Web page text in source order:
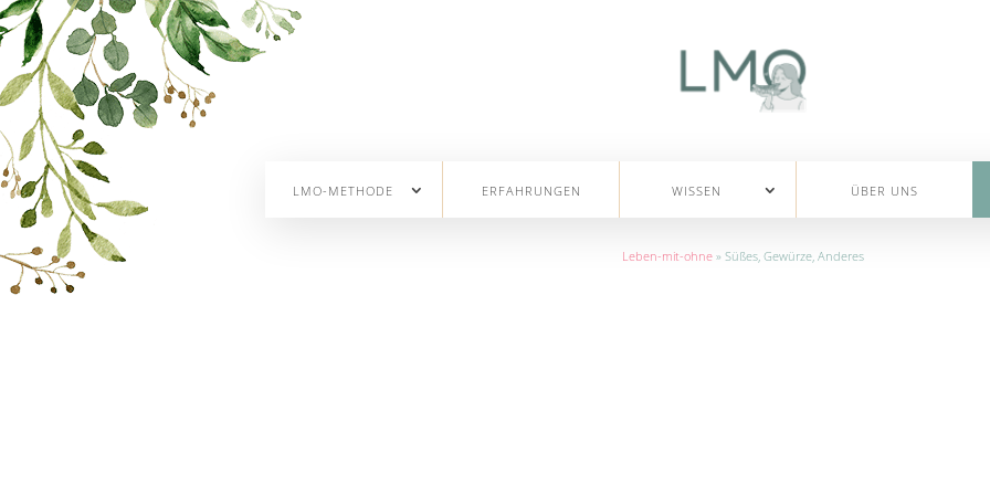
LMO-METHODE ERFAHRUNGEN WISSEN ÜBER UNS
Leben-mit-ohne» Süßes, Gewürze, Anderes